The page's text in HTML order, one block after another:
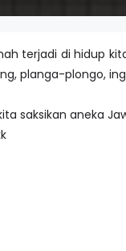
terjadi di hidup
planga-plongo,
saksikan aneka